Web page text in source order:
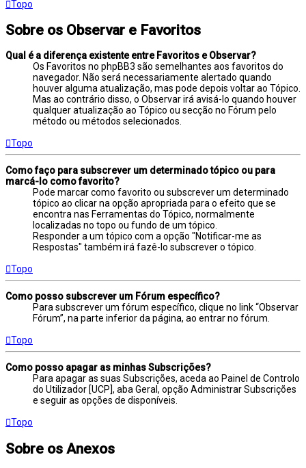
Topo
Sobre os Observar e Favoritos
Qual é a diferença existente entre Favoritos e Observar?
Os Favoritos no phpBB3 são semelhantes aos favoritos do
navegador. Não será necessariamente alertado quando
houver alguma atualização, mas pode depois voltar ao Tópico.
Mas ao contrário disso, o Observar irá avisá-lo quando houver
qualquer atualização ao Tópico ou secção no Fórum pelo
método ou métodos selecionados.
Topo
Como faço para subscrever um determinado tópico ou para
marcá-lo como favorito?
Pode marcar como favorito ou subscrever um determinado
tópico ao clicar na opção apropriada para o efeito que se
encontra nas Ferramentas do Tópico, normalmente
localizadas no topo ou fundo de um tópico.
Responder a um tópico com a opção "Notificar-me as
Respostas" também irá fazê-lo subscrever o tópico.
Topo
Como posso subscrever um Fórum específico?
Para subscrever um fórum específico, clique no link “Observar
Fórum”, na parte inferior da página, ao entrar no fórum.
Topo
Como posso apagar as minhas Subscrições?
Para apagar as suas Subscrições, aceda ao Painel de Controlo
do Utilizador [UCP], aba Geral, opção Administrar Subscrições
e seguir as opções de disponíveis.
Topo
Sobre os Anexos